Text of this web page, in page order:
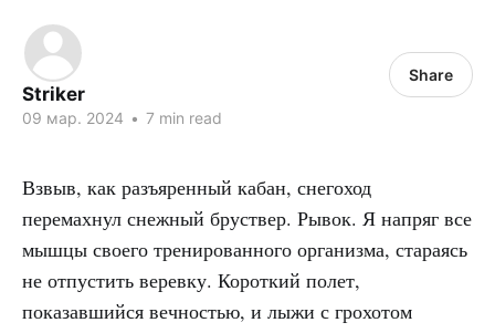
Striker
09 мар. 2024 • 7 min read
Share
Взвыв, как разъяренный кабан, снегоход
перемахнул снежный бруствер. Рывок. Я напряг все
мышцы своего тренированного организма, стараясь
не отпустить веревку. Короткий полет,
показавшийся вечностью, и лыжи с грохотом